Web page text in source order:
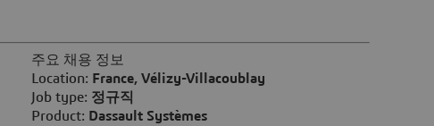
주요 채용 정보
Location: France, Vélizy-Villacoublay
Job type: 정규직
Product: Dassault Systèmes